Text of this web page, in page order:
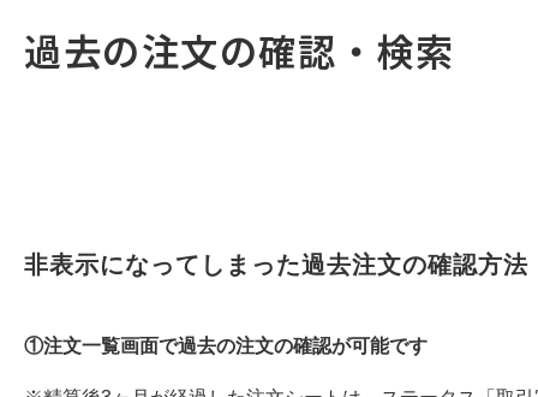
過去の注文の確認・検索
非表示になってしまった過去注文の確認方法
①注文一覧画面で過去の注文の確認が可能です